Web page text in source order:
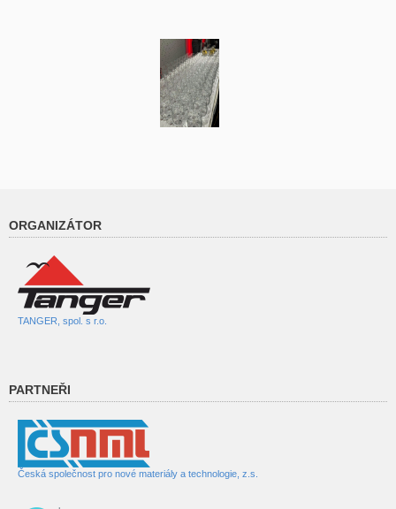
ORGANIZÁTOR
TANGER, spol. s r.o.
PARTNEŘI
Česká společnost pro nové materiály a technologie, z.s.